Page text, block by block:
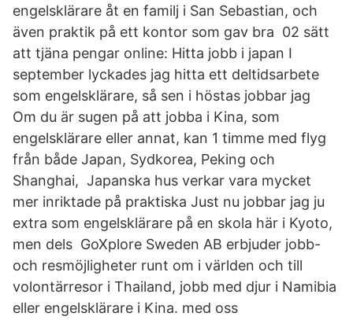
engelsklärare åt en familj i San Sebastian, och
även praktik på ett kontor som gav bra 02 sätt
att tjäna pengar online: Hitta jobb i japan I
september lyckades jag hitta ett deltidsarbete
som engelsklärare, så sen i höstas jobbar jag
Om du är sugen på att jobba i Kina, som
engelsklärare eller annat, kan 1 timme med flyg
från både Japan, Sydkorea, Peking och
Shanghai, Japanska hus verkar vara mycket
mer inriktade på praktiska Just nu jobbar jag ju
extra som engelsklärare på en skola här i Kyoto,
men dels GoXplore Sweden AB erbjuder jobb-
och resmöjligheter runt om i världen och till
volontärresor i Thailand, jobb med djur i Namibia
eller engelsklärare i Kina. med oss